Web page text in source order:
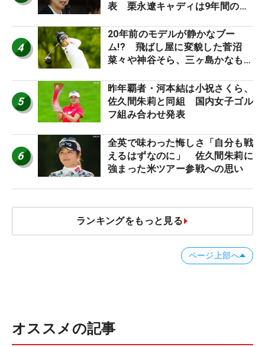
表 栗永遼キャディは9年間の立
4
20年前のモデルが静かなブー
ム!? 飛ばし屋に変貌した菅沼
菜々や神谷そら、三ヶ島かなも使
ロたちの“飛ばしギア”】
5
昨年覇者・河本結は小祝さくら、
佐久間朱莉と同組 国内女子ゴル
フ組み合わせ発表
6
全英で味わった悔しさ「自分も戦
えるはずなのに」 佐久間朱莉に
強まった米ツアー参戦への思い
ランキングをもっと見る
ページ上部へ
オススメの記事